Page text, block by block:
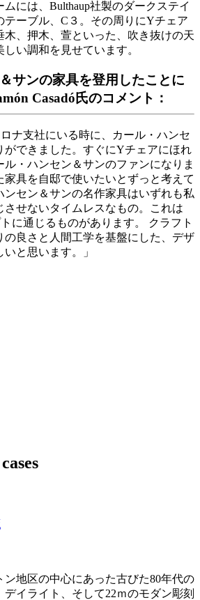
には、Bulthaup社製のダークステイ
ーブル、C３。その周りにYチェア
木、押木、萱といった、吹き抜けの天
い調和を見せています。
サンの家具を登用したことに
Casadó氏のコメント：
ロナ支社にいる時に、カール・ハンセ
ができました。すぐにYチェアにほれ
・ハンセン＆サンのファンになりま
家具を自邸で使いたいとずっと考えて
ンセン＆サンの名作家具はいずれも私
させないタイムレスなもの。これは
に通じるものがあります。 クラフト
の良さと人間工学を基盤にした、デザ
と思います。」
ン地区の中心にあった古びた80年代の
イライト、そして22ｍのモダン彫刻